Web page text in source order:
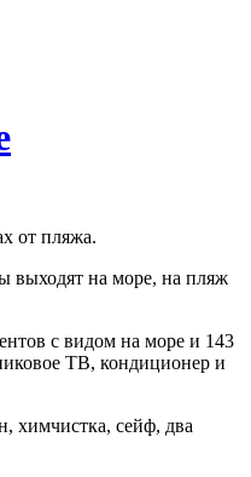
от пляжа.
выходят на море, на пляж
с видом на море и 143
ТВ, кондиционер и
химчистка, сейф, два